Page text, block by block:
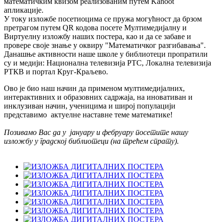
апликације.
У току изложбе посетиоцима се пружа могућност да брзом
претрагом путем QR кодова посете Мултимедијалну и
Виртуелну изложбу наших постера, као и да се забаве и
провере своје знање у оквиру "Математичког разгибавања".
Данашње активности наше школе у библиотеци пропратили
су и медији: Национална телевизија РТС, Локална телевизија
РТКВ и портал Круг-Краљево.
Ово је био наш начин да применом мултимедијалних,
интерактивних и образовних садржаја, на иновативан и
инклузиван начин, ученицима и широј популацији
представимо актуелне наставне теме математике!
Позивамо Вас да у јануару и фебруару посетите нашу
изложбу у градској библиотеци (на трећем спрату).